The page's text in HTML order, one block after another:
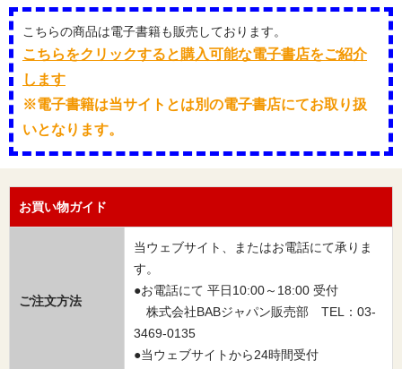
こちらの商品は電子書籍も販売しております。
こちらをクリックすると購入可能な電子書店をご紹介
します
※電子書籍は当サイトとは別の電子書店にてお取り扱
いとなります。
お買い物ガイド
ご注文方法
当ウェブサイト、またはお電話にて承りま
す。
●お電話にて 平日10:00～18:00 受付
株式会社BABジャパン販売部 TEL：03-
3469-0135
●当ウェブサイトから24時間受付